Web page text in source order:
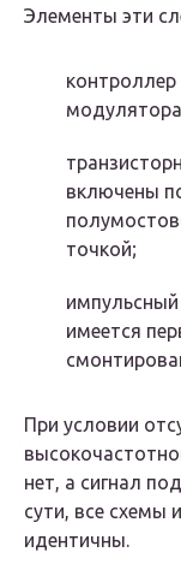
Элементы эти
включены
точкой;
имеется
При условии
нет, а сигнал
сути, все схемы
идентичны.